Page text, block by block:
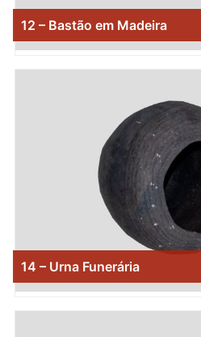
12 – Bastão em Madeira
14 – Urna Funerária